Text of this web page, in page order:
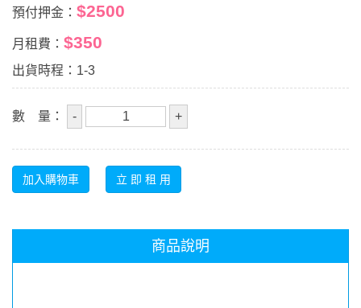
預付押金： $2500
月租費： $350
出貨時程：1-3
數 量：
商品說明